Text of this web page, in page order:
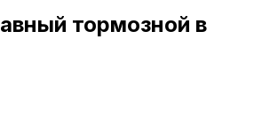
тормозной в